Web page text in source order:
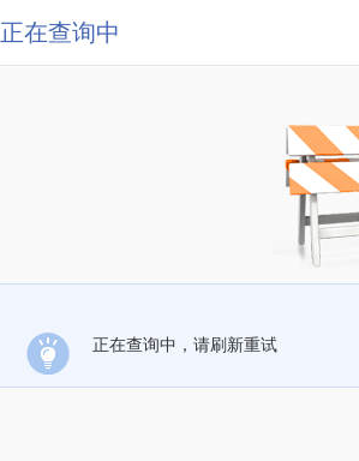
正在查询中
正在查询中，请刷新重试